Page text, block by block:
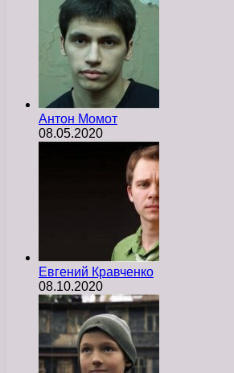
Антон Момот
08.05.2020
Евгений Кравченко
08.10.2020